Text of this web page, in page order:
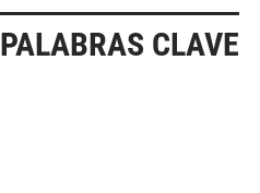
PALABRAS CLAVE